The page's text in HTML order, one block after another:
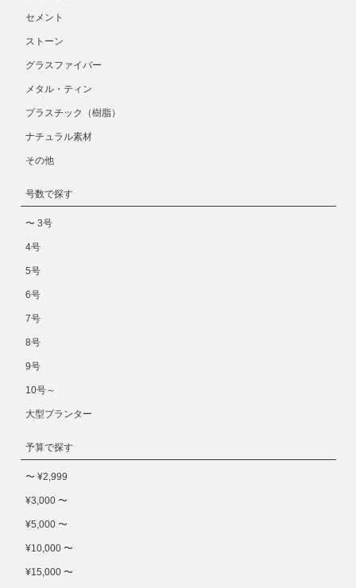
セメント
ストーン
グラスファイバー
メタル・ティン
プラスチック（樹脂）
ナチュラル素材
その他
号数で探す
〜 3号
4号
5号
6号
7号
8号
9号
10号～
大型プランター
予算で探す
〜 ¥2,999
¥3,000 〜
¥5,000 〜
¥10,000 〜
¥15,000 〜